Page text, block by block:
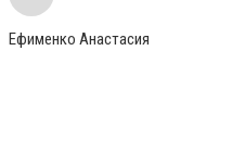
Ефименко Анастасия